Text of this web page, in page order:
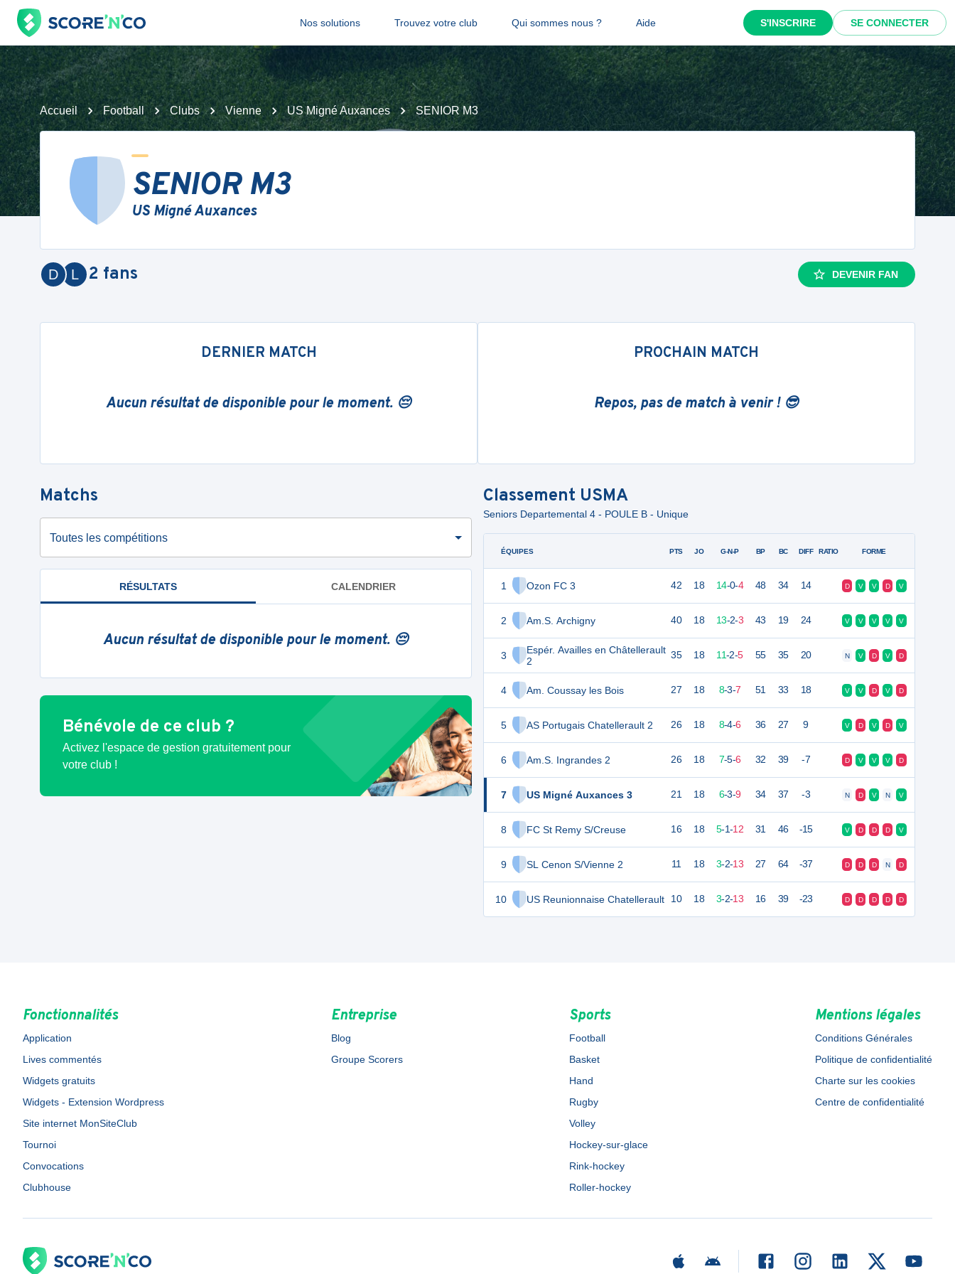
Nos solutions Trouvez votre club Qui sommes nous ? Aide S'INSCRIRE SE CONNECTER
Accueil Football Clubs Vienne US Migné Auxances SENIOR M3
SENIOR M3
US Migné Auxances
L
D 2 fans DEVENIR FAN
DERNIER MATCH
Aucun résultat de disponible pour le moment. 😔
PROCHAIN MATCH
Repos, pas de match à venir ! 😎
Matchs
Toutes les compétitions
RÉSULTATS CALENDRIER
Aucun résultat de disponible pour le moment. 😔
Bénévole de ce club ?
Activez l'espace de gestion gratuitement pour
votre club !
Classement USMA
Seniors Departemental 4 - POULE B - Unique
ÉQUIPES
1 Ozon FC 3
2 Am.S. Archigny
3
Espér. Availles en Châtellerault
2
4 Am. Coussay les Bois
5 AS Portugais Chatellerault 2
6 Am.S. Ingrandes 2
7 US Migné Auxances 3
8 FC St Remy S/Creuse
9 SL Cenon S/Vienne 2
10 US Reunionnaise Chatellerault
PTS JO G-N-P BP BC DIFF RATIO FORME
42 18 14-0-4 48 34 14 D V V D V
40 18 13-2-3 43 19 24 V V V V V
35 18 11-2-5 55 35 20 N V D V D
27 18 8-3-7 51 33 18 V V D V D
26 18 8-4-6 36 27 9 V D V D V
26 18 7-5-6 32 39 -7 D V V V D
21 18 6-3-9 34 37 -3 N D V N V
16 18 5-1-12 31 46 -15 V D D D V
11 18 3-2-13 27 64 -37 D D D N D
10 18 3-2-13 16 39 -23 D D D D D
Fonctionnalités
Application
Lives commentés
Widgets gratuits
Widgets - Extension Wordpress
Site internet MonSiteClub
Tournoi
Convocations
Clubhouse
Entreprise
Blog
Groupe Scorers
Sports
Football
Basket
Hand
Rugby
Volley
Hockey-sur-glace
Rink-hockey
Roller-hockey
Mentions légales
Conditions Générales
Politique de confidentialité
Charte sur les cookies
Centre de confidentialité